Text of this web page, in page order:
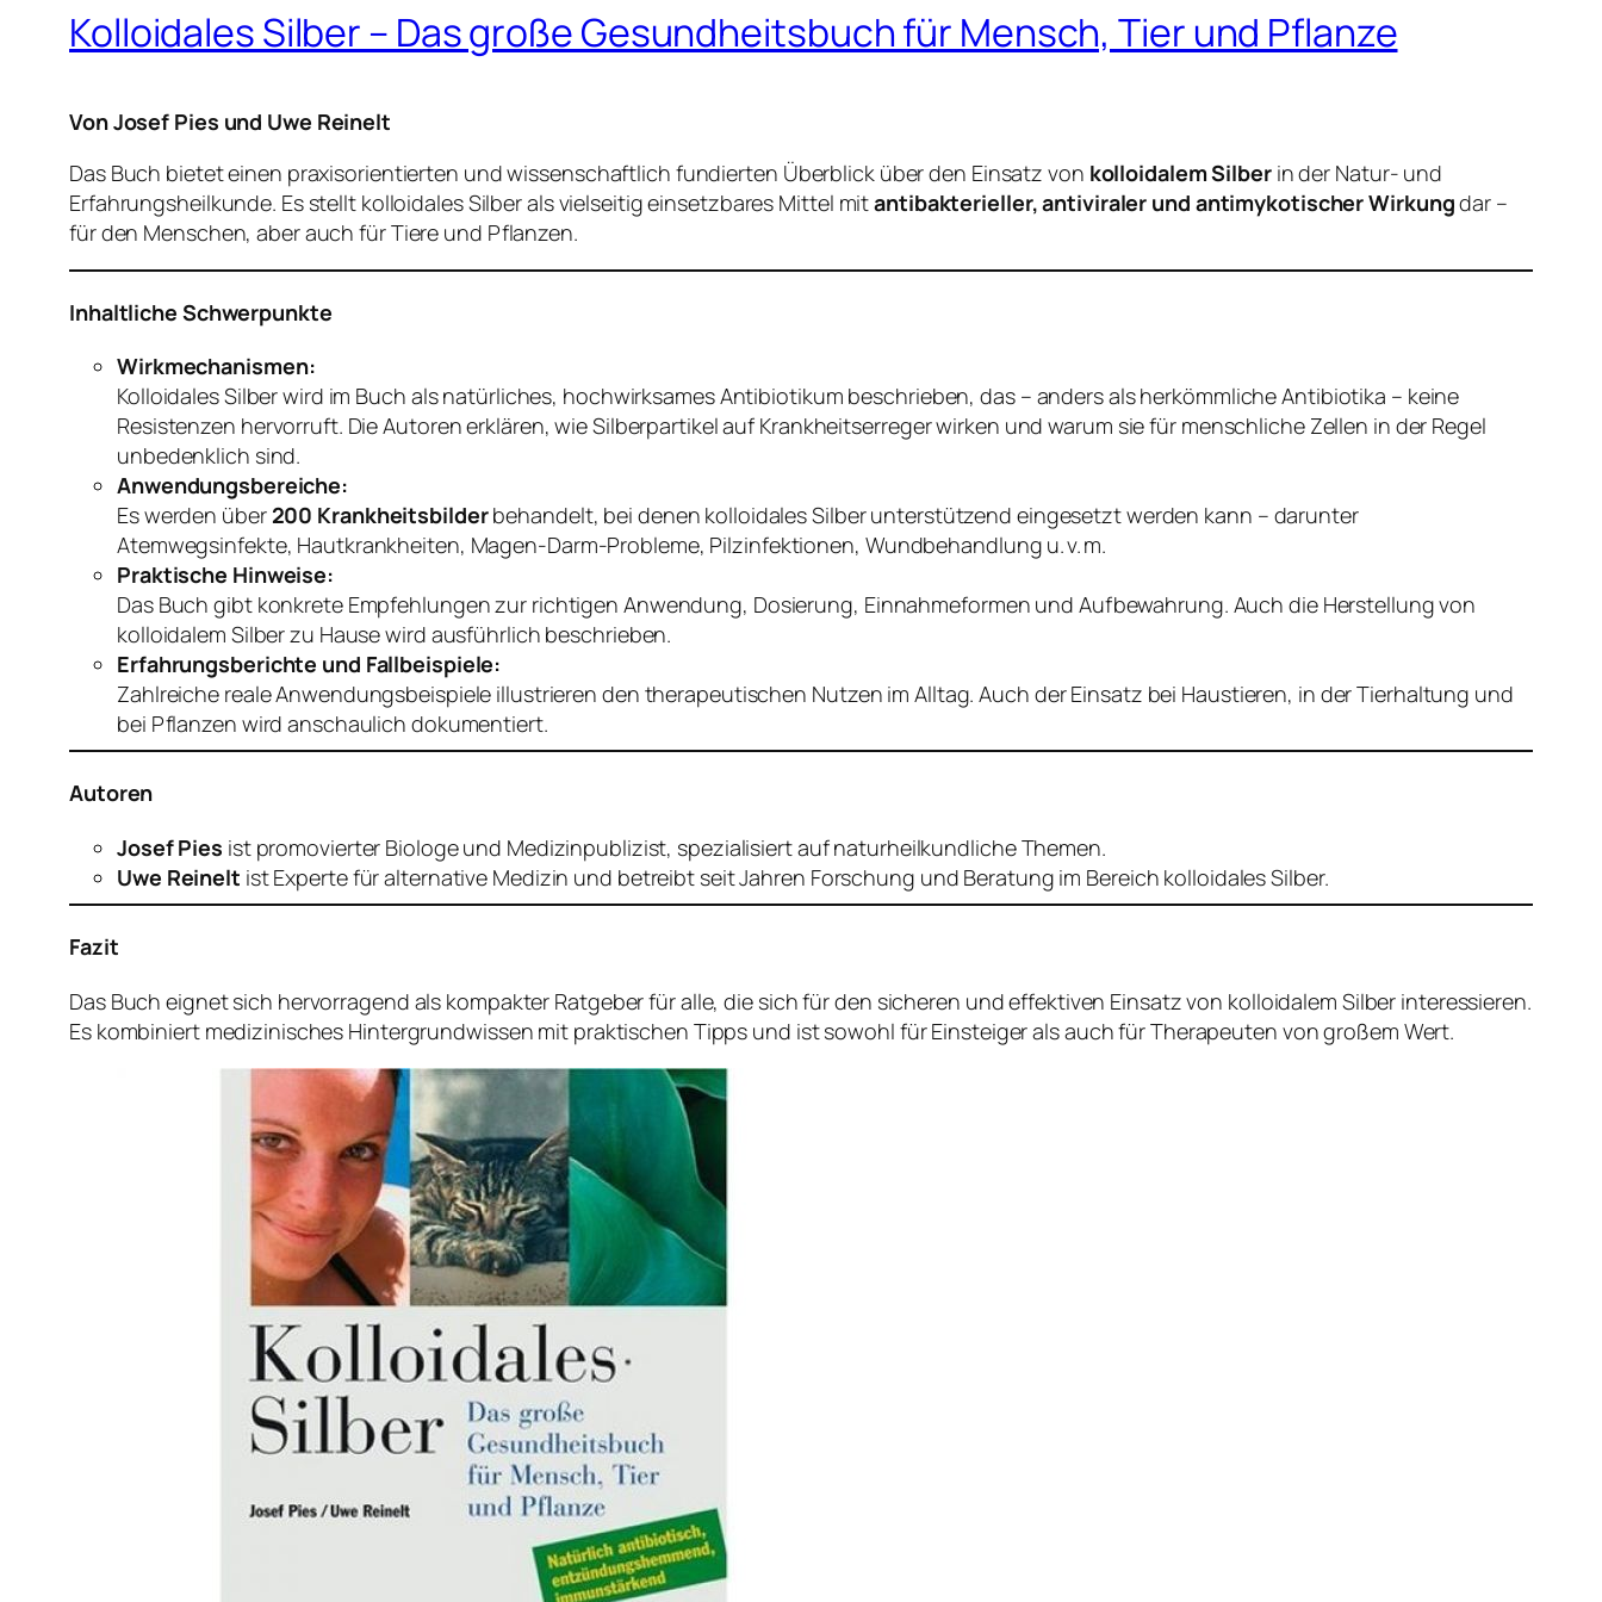
Kolloidales Silber – Das große Gesundheitsbuch für Mensch, Tier und Pflanze
Von Josef Pies und Uwe Reinelt
Das Buch bietet einen praxisorientierten und wissenschaftlich fundierten Überblick über den Einsatz von kolloidalem Silberin der Natur- und
Erfahrungsheilkunde. Es stellt kolloidales Silber als vielseitig einsetzbares Mittel mitantibakterieller, antiviraler und antimykotischer Wirkungdar –
für den Menschen, aber auch für Tiere und Pflanzen.
Inhaltliche Schwerpunkte
Wirkmechanismen:
Kolloidales Silber wird im Buch als natürliches, hochwirksames Antibiotikum beschrieben, das – anders als herkömmliche Antibiotika – keine
Resistenzen hervorruft. Die Autoren erklären, wie Silberpartikel auf Krankheitserreger wirken und warum sie für menschliche Zellen in der Regel
unbedenklich sind.
Anwendungsbereiche:
Es werden über 200 Krankheitsbilderbehandelt, bei denen kolloidales Silber unterstützend eingesetzt werden kann – darunter
Atemwegsinfekte, Hautkrankheiten, Magen-Darm-Probleme, Pilzinfektionen, Wundbehandlung u. v. m.
Praktische Hinweise:
Das Buch gibt konkrete Empfehlungen zur richtigen Anwendung, Dosierung, Einnahmeformen und Aufbewahrung. Auch die Herstellung von
kolloidalem Silber zu Hause wird ausführlich beschrieben.
Erfahrungsberichte und Fallbeispiele:
Zahlreiche reale Anwendungsbeispiele illustrieren den therapeutischen Nutzen im Alltag. Auch der Einsatz bei Haustieren, in der Tierhaltung und
bei Pflanzen wird anschaulich dokumentiert.
Autoren
Josef Pies ist promovierter Biologe und Medizinpublizist, spezialisiert auf naturheilkundliche Themen.
Uwe Reinelt ist Experte für alternative Medizin und betreibt seit Jahren Forschung und Beratung im Bereich kolloidales Silber.
Fazit
Das Buch eignet sich hervorragend als kompakter Ratgeber für alle, die sich für den sicheren und effektiven Einsatz von kolloidalem Silber interessieren.
Es kombiniert medizinisches Hintergrundwissen mit praktischen Tipps und ist sowohl für Einsteiger als auch für Therapeuten von großem Wert.